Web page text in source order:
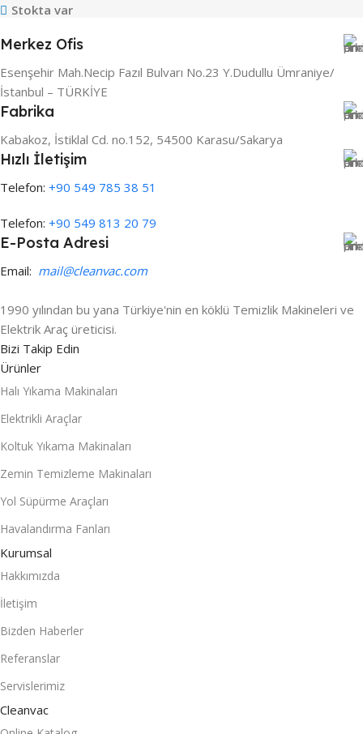
Stokta var
Merkez Ofis
Esenşehir Mah.Necip Fazıl Bulvarı No.23 Y.Dudullu Ümraniye/
İstanbul – TÜRKİYE
Fabrika
Kabakoz, İstiklal Cd. no.152, 54500 Karasu/Sakarya
Hızlı İletişim
Telefon: +90 549 785 38 51
Telefon: +90 549 813 20 79
E-Posta Adresi
Email: mail@cleanvac.com
1990 yılından bu yana Türkiye'nin en köklü Temizlik Makineleri ve
Elektrik Araç üreticisi.
Bizi Takip Edin
Ürünler
Halı Yıkama Makinaları
Elektrikli Araçlar
Koltuk Yıkama Makinaları
Zemin Temizleme Makinaları
Yol Süpürme Araçları
Havalandırma Fanları
Kurumsal
Hakkımızda
İletişim
Bizden Haberler
Referanslar
Servislerimiz
Cleanvac